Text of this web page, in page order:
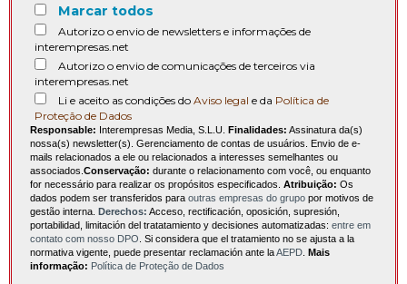
Marcar todos
Autorizo o envio de newsletters e informações de
interempresas.net
Autorizo o envio de comunicações de terceiros via
interempresas.net
Li e aceito as condições do Aviso legal e da Política de
Proteção de Dados
Responsable: Interempresas Media, S.L.U. Finalidades: Assinatura da(s)
nossa(s) newsletter(s). Gerenciamento de contas de usuários. Envio de e-
mails relacionados a ele ou relacionados a interesses semelhantes ou
associados.Conservação: durante o relacionamento com você, ou enquanto
for necessário para realizar os propósitos especificados. Atribuição: Os
dados podem ser transferidos para outras empresas do grupo por motivos de
gestão interna. Derechos: Acceso, rectificación, oposición, supresión,
portabilidad, limitación del tratatamiento y decisiones automatizadas: entre em
contato com nosso DPO. Si considera que el tratamiento no se ajusta a la
normativa vigente, puede presentar reclamación ante laAEPD. Mais
informação: Política de Proteção de Dados